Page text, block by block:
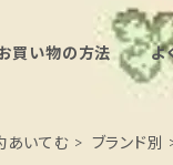
買い物の方法 よ
あいてむ ブランド別